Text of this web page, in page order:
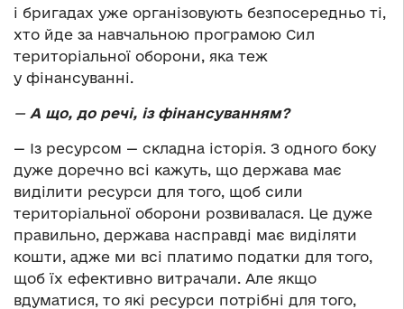
і бригадах уже організовують безпосередньо ті,
хто йде за навчальною програмою Сил
територіальної оборони, яка теж
у фінансуванні.
—А що, до речі, із фінансуванням?
— Із ресурсом — складна історія. З одного боку
дуже доречно всі кажуть, що держава має
виділити ресурси для того, щоб сили
територіальної оборони розвивалася. Це дуже
правильно, держава насправді має виділяти
кошти, адже ми всі платимо податки для того,
щоб їх ефективно витрачали. Але якщо
вдуматися, то які ресурси потрібні для того,